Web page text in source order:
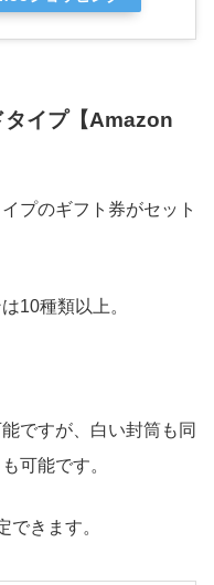
タイプ【Amazon
プのギフト券がセット
10種類以上。
ですが、白い封筒も同
可能です。
できます。